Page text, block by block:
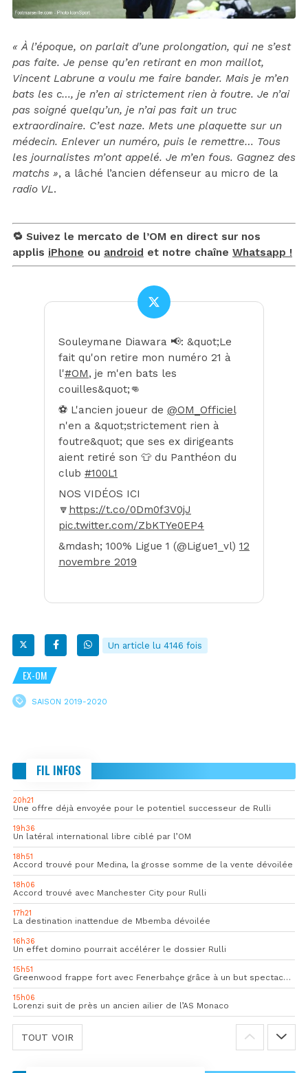
« À l’époque, on parlait d’une prolongation, qui ne s’est
pas faite. Je pense qu’en retirant en mon maillot,
Vincent Labrune a voulu me faire bander. Mais je m’en
bats les c…, je n’en ai strictement rien à foutre. Je n’ai
pas soigné quelqu’un, je n’ai pas fait un truc
extraordinaire. C’est naze. Mets une plaquette sur un
médecin. Enlever un numéro, puis le remettre… Tous
les journalistes m’ont appelé. Je m’en fous. Gagnez des
matchs », a lâché l’ancien défenseur au micro de la
radio VL.
🔁 Suivez le mercato de l’OM en direct sur nos
applis iPhone ou android et notre chaîne Whatsapp !
Souleymane Diawara 📢: &quot;Le
fait qu'on retire mon numéro 21 à
l'#OM, je m'en bats les
couilles&quot;👊
⚽️ L'ancien joueur de @OM_Officiel
n'en a &quot;strictement rien à
foutre&quot; que ses ex dirigeants
aient retiré son 👕 du Panthéon du
club #100L1
NOS VIDÉOS ICI
🔽 https://t.co/0Dm0f3V0jJ
pic.twitter.com/ZbKTYe0EP4
&mdash; 100% Ligue 1 (@Ligue1_vl) 12
novembre 2019
Un article lu 4146 fois
EX-OM
SAISON 2019-2020
FIL INFOS
20h21
Une offre déjà envoyée pour le potentiel successeur de Rulli
19h36
Un latéral international libre ciblé par l’OM
18h51
Accord trouvé pour Medina, la grosse somme de la vente dévoilée
18h06
Accord trouvé avec Manchester City pour Rulli
17h21
La destination inattendue de Mbemba dévoilée
16h36
Un effet domino pourrait accélérer le dossier Rulli
15h51
Greenwood frappe fort avec Fenerbahçe grâce à un but spectaculaire
15h06
Lorenzi suit de près un ancien ailier de l’AS Monaco
TOUT VOIR